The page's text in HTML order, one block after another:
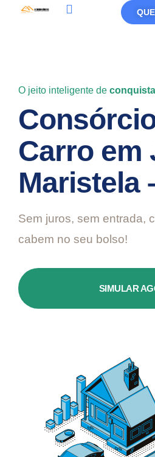
O jeito inteligente de
Carro em
Maristela
Sem juros, sem entrada,
cabem no seu bolso!
SIMULAR